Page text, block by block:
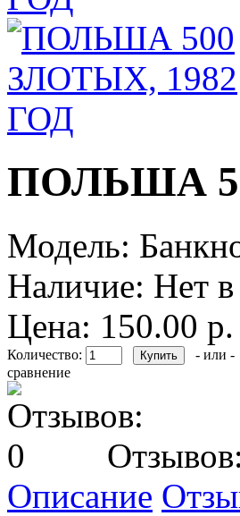
ПОЛЬША
Модель:
Наличие: Нет
Цена: 150.00 р.
Количество: - или -
сравнение
Описание